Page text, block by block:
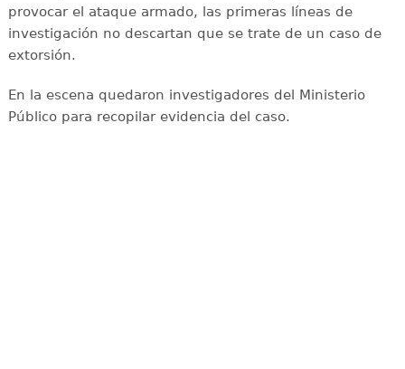
provocar el ataque armado, las primeras líneas de
investigación no descartan que se trate de un caso de
extorsión.
En la escena quedaron investigadores del Ministerio
Público para recopilar evidencia del caso.